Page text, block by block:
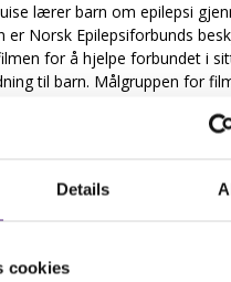
Details
cookies
lærer barn om epilepsi
er Norsk Epilepsiforbunds
for å hjelpe forbundet i
til barn. Målgruppen for
for å ha Prinsessen med
håper mange barn og familier
generalsekretær Henrik